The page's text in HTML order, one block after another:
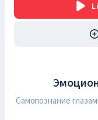
Самопознание